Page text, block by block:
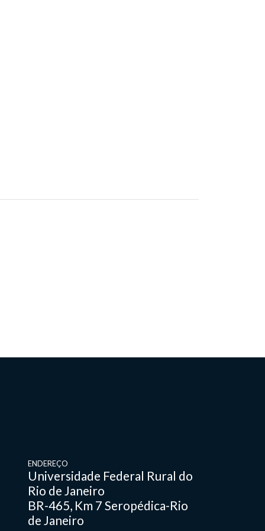
ENDEREÇO
Universidade Federal Rural do
Rio de Janeiro
BR-465, Km 7 Seropédica-Rio
de Janeiro